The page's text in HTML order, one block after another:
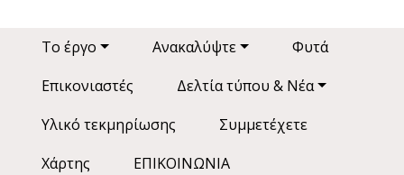
Main navigation
Το έργο Ανακαλύψτε
Φυτά
Επικονιαστές
Δελτία τύπου & Νέα
Υλικό τεκμηρίωσης
Συμμετέχετε
Χάρτης
ΕΠΙΚΟΙΝΩΝΙΑ